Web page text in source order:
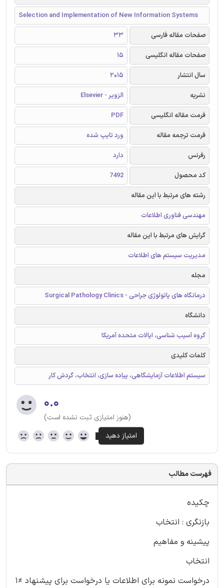
Selection and Implementation of New Information Systems
صفحات مقاله فارسی
33
صفحات مقاله انگلیسی
15
سال انتشار
2015
نشریه
الزویر - Elsevier
فرمت مقاله انگلیسی
PDF
فرمت ترجمه مقاله
ورد تایپ شده
رفرنس
دارد
کد محصول
7492
رشته های مرتبط با این مقاله
مهندسی فناوری اطلاعات
گرایش های مرتبط با این مقاله
مدیریت سیستم های اطلاعات
مجله
درمانگاه های پاتولوژی جراحی - Surgical Pathology Clinics
دانشگاه
گروه آسیب شناسی، ایالات متحده آمریکا
کلمات کلیدی
سیستم اطلاعات آزمایشگاهی، پیاده سازی، انتخاب، گردش کار
۰.۰
(هنوز امتیازی ثبت نشده است)
فهرست مطالب
چکیده
بازنگری : انتخاب
پیشینه و مفاهیم
انتخاب
درخواست نمونه برای اطلاعات یا درخواست برای پیشنهاد ≠1